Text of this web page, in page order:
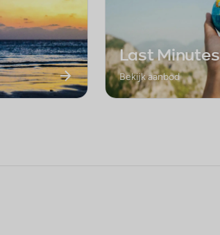
Last Minutes
Bekijk aanbod